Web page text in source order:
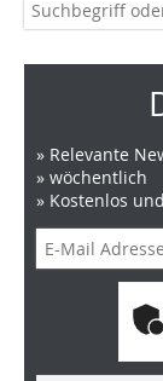
» Relevante
» wöchentlich
» Kostenlos